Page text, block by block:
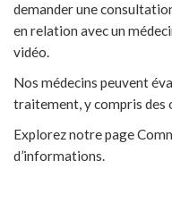
demander une
en relation avec un
vidéo.
Nos médecins peuvent
traitement, y compris des
Explorez notre page
d’informations.